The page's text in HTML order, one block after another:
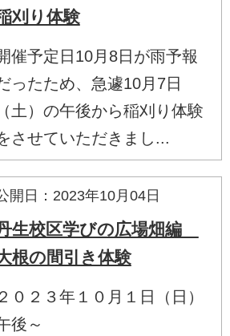
刈り体験
催予定日10月8日が雨予報
ったため、急遽10月7日
（土）の午後から稲刈り体験
させていただきまし...
開日：2023年10月04日
生校区学びの広場畑編
根の間引き体験
２０２３年１０月１日（日）
後～